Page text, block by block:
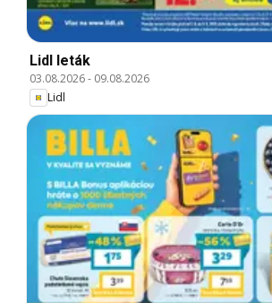
Lidl leták
03.08.2026- 09.08.2026
Lidl